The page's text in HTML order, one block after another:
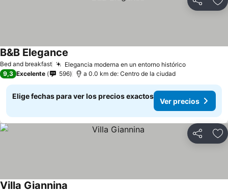
Compartir
Bed and breakfast Elegancia moderna en un entorno histórico
B&B Elegance
9,3 Excelente 596 a 0.0 km de: Centro de la ciudad
Elige fechas para ver los precios exactos
Ver precios
Compartir
Villa Giannina